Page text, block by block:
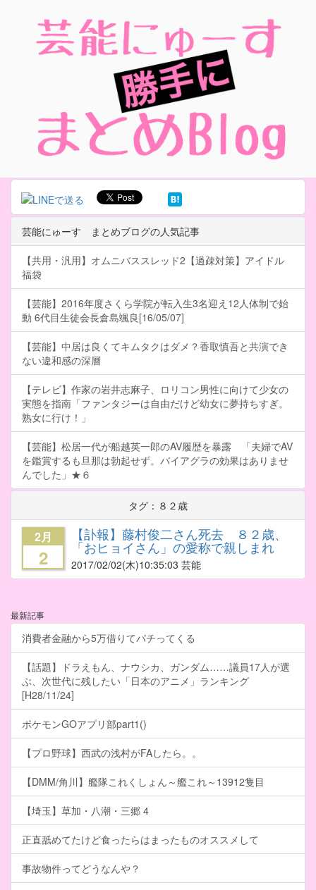
芸能にゅーす まとめブログの人気記事
【共用・汎用】オムニバススレッド2【過疎対策】アイドル
福袋
【芸能】2016年度さくら学院が転入生3名迎え12人体制で始
動 6代目生徒会長倉島颯良[16/05/07]
【芸能】中居は良くてキムタクはダメ？香取慎吾と共演でき
ない違和感の深層
【テレビ】作家の岩井志麻子、ロリコン男性に向けて少女の
実態を指南「ファンタジーは自由だけど幼女に夢持ちすぎ。
熟女に行け！」
【芸能】松居一代が船越英一郎のAV履歴を暴露 「夫婦でAV
を鑑賞するも旦那は勃起せず。バイアグラの効果はありませ
んでした」★６
タグ：８２歳
2月
2
【訃報】藤村俊二さん死去 ８２歳、
「おヒョイさん」の愛称で親しまれ
2017/02/02(木)10:35:03 芸能
最新記事
消費者金融から5万借りてパチってくる
【話題】ドラえもん、ナウシカ、ガンダム……議員17人が選
ぶ、次世代に残したい「日本のアニメ」ランキング
[H28/11/24]
ポケモンGOアプリ部part1()
【プロ野球】西武の浅村がFAしたら。。
【DMM/角川】艦隊これくしょん～艦これ～13912隻目
【埼玉】草加・八潮・三郷 4
正直舐めてたけど食ったらはまったものオススメして
事故物件ってどうなんや？